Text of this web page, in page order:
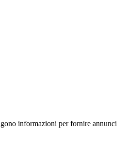
informazioni per fornire annunci